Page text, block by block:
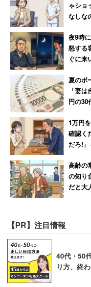
ゃショ
なしな
夜9時
怒する
ぐに来
夏のボ
「妻
円の30
1万円
確認く
だろ!
高齢の
の知り
だと大
【PR】注目情報
40代・50
り方、終